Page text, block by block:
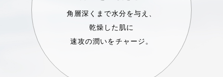
角層深くまで水分を与え、
乾燥した肌に
速攻の潤いをチャージ。